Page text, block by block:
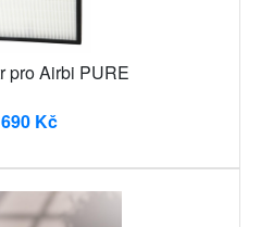
pro Airbi PURE
690 Kč